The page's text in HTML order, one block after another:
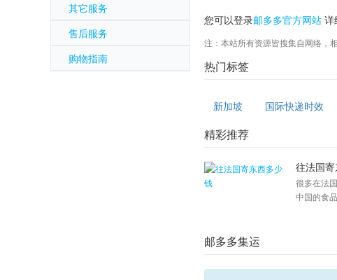
其它服务
售后服务
购物指南
您可以登录邮多多官方网站 详
注：本站所有资源皆搜集自网络，
热门标签
新加坡 国际快递时效
精彩推荐
往法国
很多在法
中国的食
邮多多集运